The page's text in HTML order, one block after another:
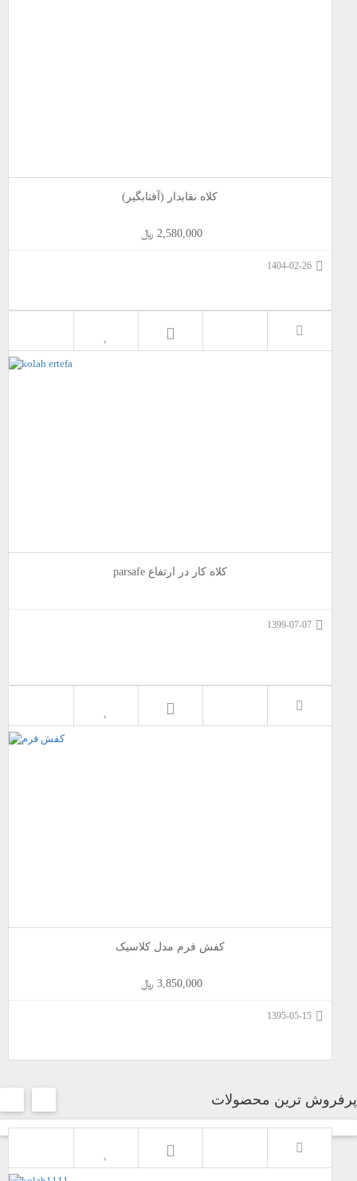
کلاه نقابدار (آفتابگیر)
2,580,000 ﷼
1404-02-26
کلاه کار در ارتفاع parsafe
1399-07-07
کفش فرم مدل کلاسیک
3,850,000 ﷼
1395-05-15
پرفروش ترین محصولات